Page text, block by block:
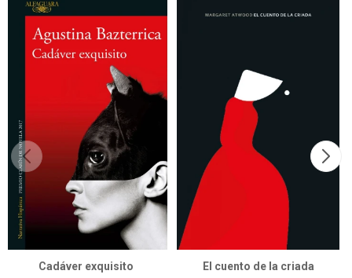
Cadáver exquisito El cuento de la criada